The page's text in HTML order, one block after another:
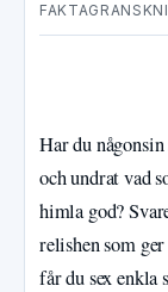
Har du
och undrat vad
himla god?
relishen som
får du sex